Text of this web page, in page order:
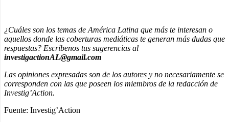
¿Cuáles son los temas de América Latina que más te interesan o
aquellos donde las coberturas mediáticas te generan más dudas que
respuestas? Escríbenos tus sugerencias al
investigactionAL@gmail.com
Las opiniones expresadas son de los autores y no necesariamente se
corresponden con las que poseen los miembros de la redacción de
Investig’Action.
Fuente: Investig’Action